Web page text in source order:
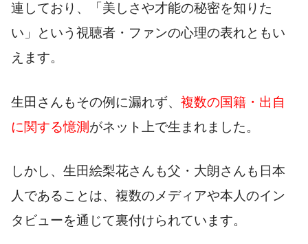
連しており、「美しさや才能の秘密を知りた
い」という視聴者・ファンの心理の表れともい
えます。
生田さんもその例に漏れず、 複数の国籍・出自
に関する憶測 がネット上で生まれました。
しかし、生田絵梨花さんも父・大朗さんも日本
人であることは、複数のメディアや本人のイン
タビューを通じて裏付けられています。